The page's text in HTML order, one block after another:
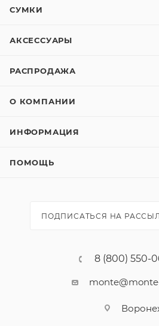
СУМКИ
АКСЕССУАРЫ
РАСПРОДАЖА
О КОМПАНИИ
ИНФОРМАЦИЯ
ПОМОЩЬ
ПОДПИСАТЬСЯ НА
8 (800) 550-